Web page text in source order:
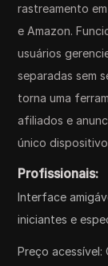
rastreamento
e Amazon.
usuários
separadas sem
torna uma
afiliados e
único
Profissionais:
Interface
iniciantes e
Preço